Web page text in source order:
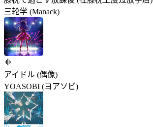
三轮学 (Manack)
アイドル (偶像)
YOASOBI (ヨアソビ)